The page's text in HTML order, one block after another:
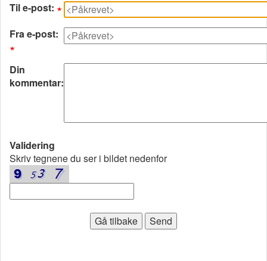
Til e-post:
Fra e-post:
Din
kommentar:
Validering
Skriv tegnene du ser i bildet nedenfor